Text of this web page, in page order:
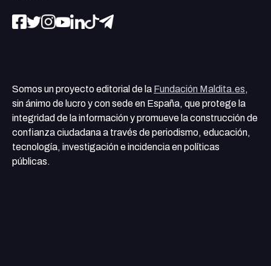
Somos un proyecto editorial de la Fundación Maldita.es,
sin ánimo de lucro y con sede en España, que protege la
integridad de la información y promueve la construcción de
confianza ciudadana a través de periodismo, educación,
tecnología, investigación e incidencia en políticas
públicas.